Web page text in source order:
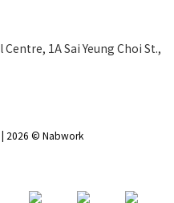
1A Sai Yeung Choi St.,
| 2026 © Nabwork